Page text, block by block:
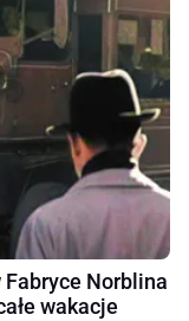
Fabryce Norblina
wakacje